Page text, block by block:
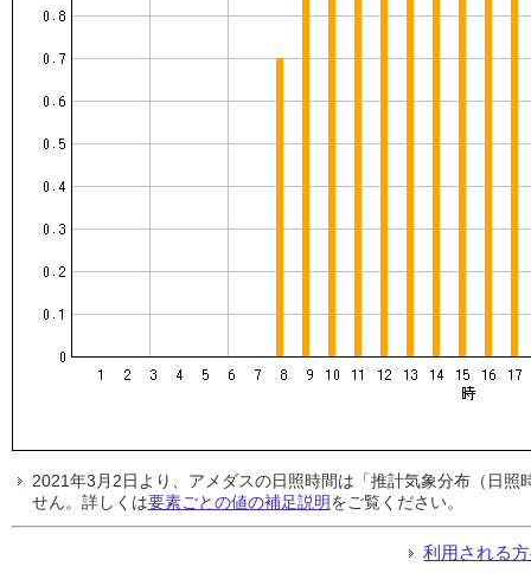
2021年3月2日より、アメダスの日照時間は「推計気象分布（日
せん。詳しくは要素ごとの値の補足説明をご覧ください。
利用される